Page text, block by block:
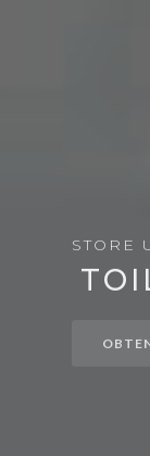
STORE